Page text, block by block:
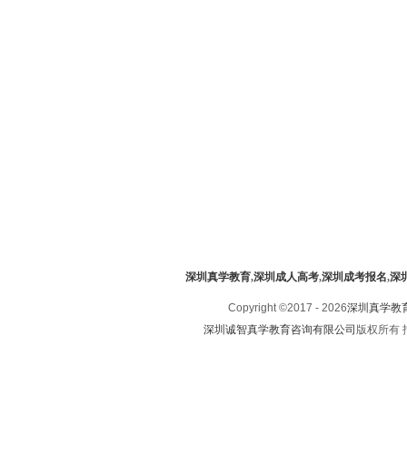
深圳真学教育,深圳成人高考,深圳成考报名,深
Copyright ©2017 - 2026深圳真学教
深圳诚智真学教育咨询有限公司 版权所有